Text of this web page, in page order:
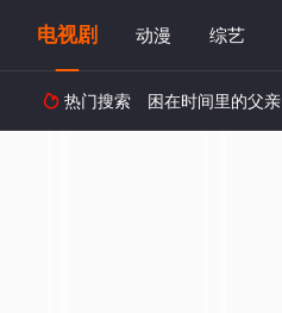
电视剧 动漫 综艺
 热门搜索 困在时间里的父亲